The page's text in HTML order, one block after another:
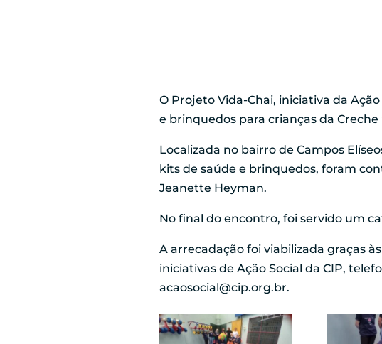
O Projeto Vida-Chai, iniciativa da
e brinquedos para crianças da Creche
Localizada no bairro de Campos
kits de saúde e brinquedos, foram
Jeanette Heyman.
No final do encontro, foi servido um
A arrecadação foi viabilizada graças
iniciativas de Ação Social da CIP,
acaosocial@cip.org.br.